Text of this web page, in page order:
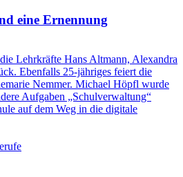
eine Ernennung
Lehrkräfte Hans Altmann, Alexandra
Ebenfalls 25-jähriges feiert die
Nemmer. Michael Höpfl wurde
Aufgaben „Schulverwaltung“
auf dem Weg in die digitale